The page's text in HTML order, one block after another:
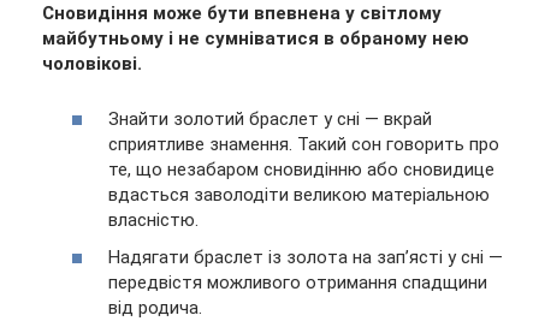
Сновидіння може бути впевнена у світлому
майбутньому і не сумніватися в обраному нею
чоловікові.
Знайти золотий браслет у сні — вкрай
сприятливе знамення. Такий сон говорить про
те, що незабаром сновидінню або сновидице
вдасться заволодіти великою матеріальною
власністю.
Надягати браслет із золота на зап’ясті у сні —
передвістя можливого отримання спадщини
від родича.